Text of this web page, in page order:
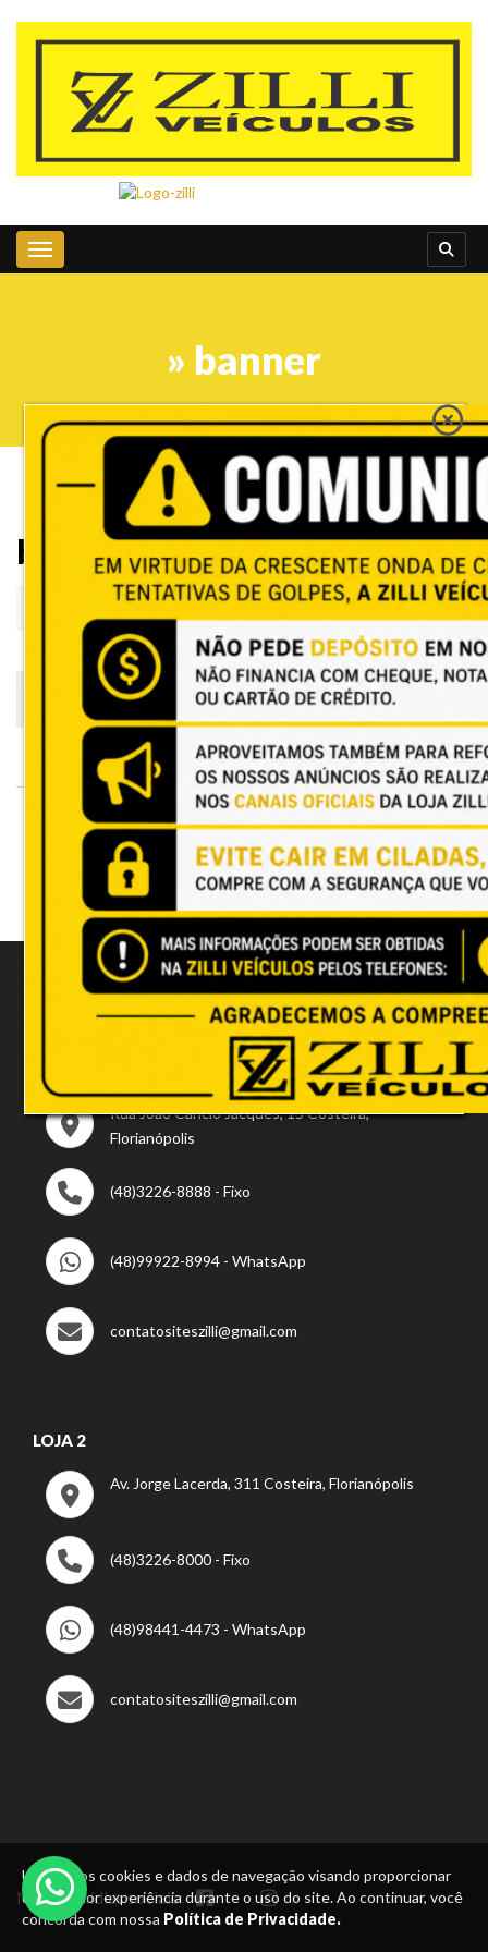
Usamos os cookies e dados de navegação visando proporcionar
uma melhor experiência durante o uso do site. Ao continuar, você
concorda com nossa Política de Privacidade.
Toggle navigation
» banner
banner
23 de abril de 2026
Rua João Câncio Jacques, 15 Costeira,
Florianópolis
(48)3226-8888 - Fixo
(48)99922-8994 - WhatsApp
contatositeszilli@gmail.com
LOJA 2
Av. Jorge Lacerda, 311 Costeira, Florianópolis
(48)3226-8000 - Fixo
(48)98441-4473 - WhatsApp
contatositeszilli@gmail.com
Nossas mídias sociais: